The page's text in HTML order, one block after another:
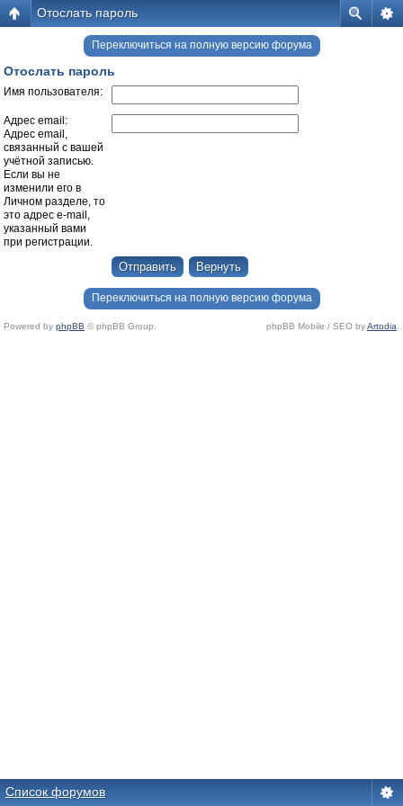
Отослать пароль
Переключиться на полную версию форума
Отослать пароль
Имя пользователя:
Адрес email:
Адрес email,
связанный с вашей
учётной записью.
Если вы не
изменили его в
Личном разделе, то
это адрес e-mail,
указанный вами
при регистрации.
Переключиться на полную версию форума
Powered by phpBB © phpBB Group. phpBB Mobile / SEO byArtodia
Список форумов